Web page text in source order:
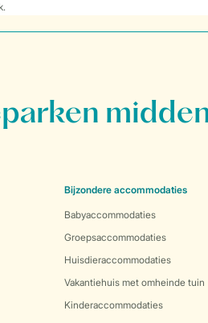
Bijzondere accommodaties
Babyaccommodaties
Groepsaccommodaties
Huisdieraccommodaties
Vakantiehuis met omheinde tuin
Kinderaccommodaties